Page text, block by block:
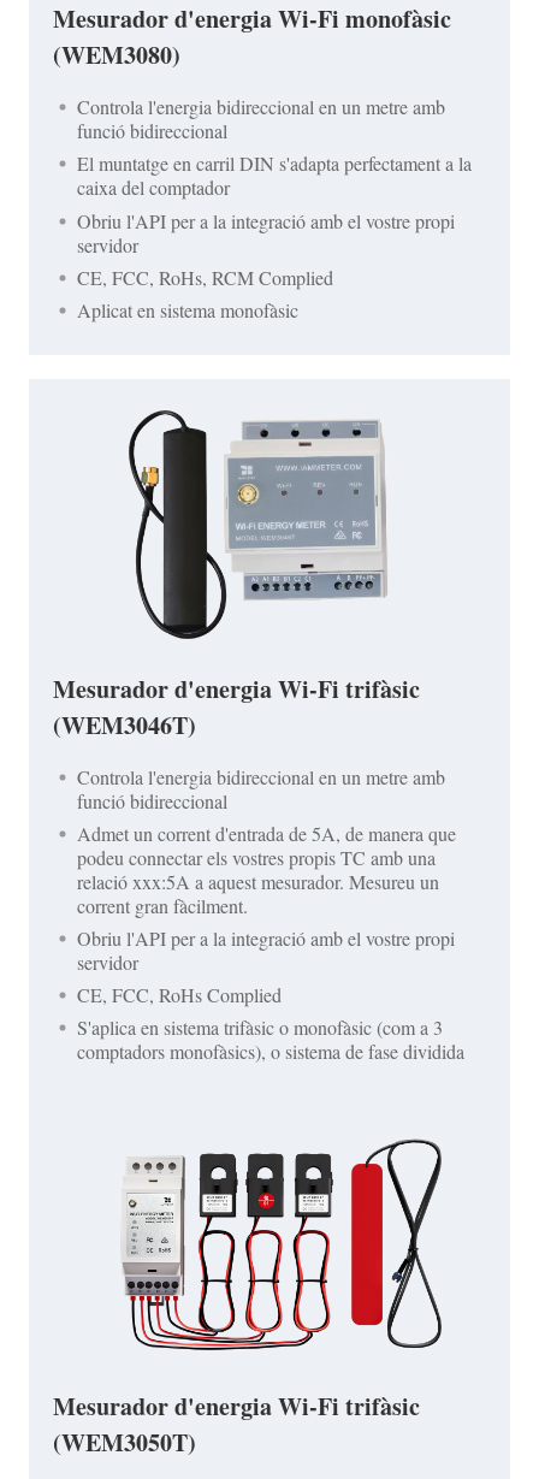
Mesurador d'energia Wi-Fi monofàsic
(WEM3080)
Controla l'energia bidireccional en un metre amb
funció bidireccional
El muntatge en carril DIN s'adapta perfectament a la
caixa del comptador
Obriu l'API per a la integració amb el vostre propi
servidor
CE, FCC, RoHs, RCM Complied
Aplicat en sistema monofàsic
Mesurador d'energia Wi-Fi trifàsic
(WEM3046T)
Controla l'energia bidireccional en un metre amb
funció bidireccional
Admet un corrent d'entrada de 5A, de manera que
podeu connectar els vostres propis TC amb una
relació xxx:5A a aquest mesurador. Mesureu un
corrent gran fàcilment.
Obriu l'API per a la integració amb el vostre propi
servidor
CE, FCC, RoHs Complied
S'aplica en sistema trifàsic o monofàsic (com a 3
comptadors monofàsics), o sistema de fase dividida
Mesurador d'energia Wi-Fi trifàsic
(WEM3050T)